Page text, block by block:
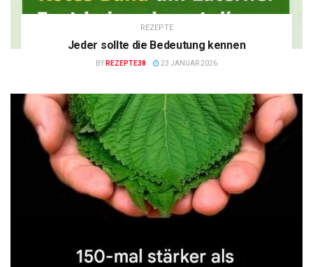
REZEPTE
Jeder sollte die Bedeutung kennen
BY REZEPTE38 23 JANUAR 2026